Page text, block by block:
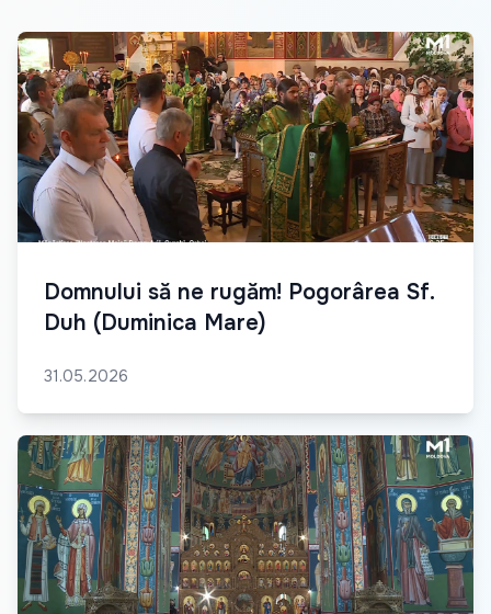
Domnului să ne rugăm! Pogorârea Sf.
Duh (Duminica Mare)
31.05.2026